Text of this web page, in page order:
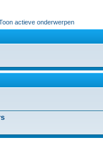
actieve onderwerpen